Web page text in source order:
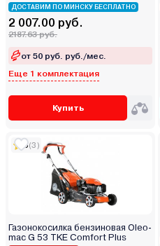
ДОСТАВИМ ПО МИНСКУ БЕСПЛАТНО
2 007.00 руб.
2187.63 руб.
от 50 руб. руб./мес.
Еще 1 комплектация
Купить
5(3)
Газонокосилка бензиновая Oleo-
mac G 53 TKE Comfort Plus